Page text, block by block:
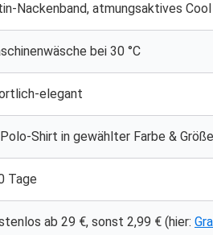
Nackenband, atmungsaktives
bei 30 °C
elegant
Shirt in gewählter Farbe & Größe
Tage
ab 29 €, sonst 2,99 € (hier: